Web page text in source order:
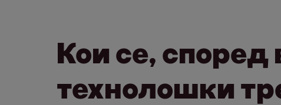
Кои се, според
технолошки